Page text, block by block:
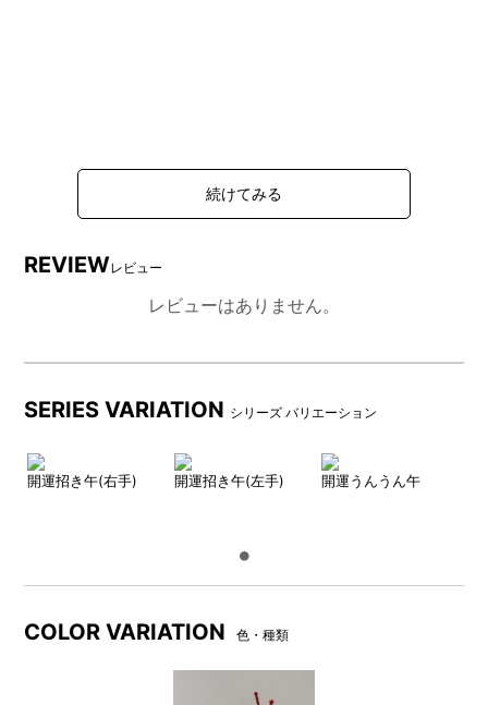
REVIEWレビュー
レビューはありません。
SERIES VARIATION シリーズ バリエーション
開運招き午(右手) 開運招き午(左手) 開運うんうん午
COLOR VARIATION 色・種類